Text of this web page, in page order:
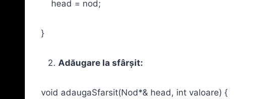
head = nod;
}
Adăugare la sfârșit:
void adaugaSfarsit(Nod*& head, int valoare) {